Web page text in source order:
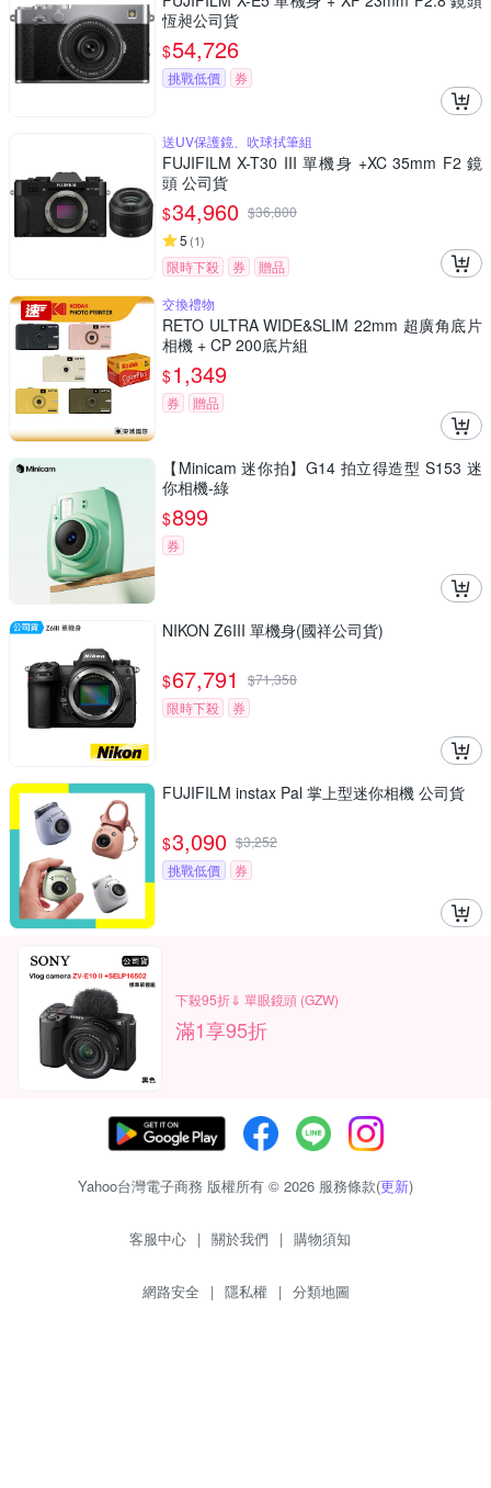
恆昶公司貨
$54,726
挑戰低價 券
送UV保護鏡、吹球拭筆組
FUJIFILM X-T30 III 單機身 +XC 35mm F2 鏡
頭 公司貨
$34,960 $36,800
5 (1)
限時下殺 券
贈品
交換禮物
RETO ULTRA WIDE&SLIM 22mm 超廣角底片
相機 + CP 200底片組
$1,349
券 贈品
【Minicam 迷你拍】G14 拍立得造型 S153 迷
你相機-綠
$899
券
NIKON Z6III 單機身(國祥公司貨)
$67,791 $71,358
限時下殺
券
FUJIFILM instax Pal 掌上型迷你相機 公司貨
$3,090 $3,252
挑戰低價
券
下殺95折⇓ 單眼鏡頭 (GZW)
滿1享95折
Yahoo台灣電子商務 版權所有 © 2026 服務條款(更新)
客服中心 | 關於我們 | 購物須知
網路安全 | 隱私權 | 分類地圖